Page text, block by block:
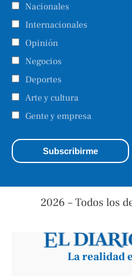
Nacionales
Internacionales
Opinión
Negocios
Deportes
Arte y cultura
Gente y empresa
2026 – Todos los
La realidad